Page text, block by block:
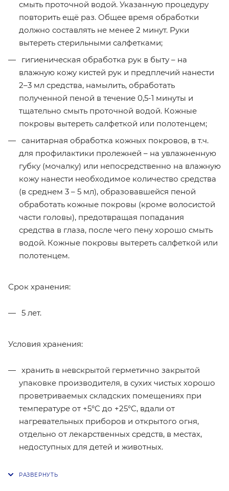
смыть проточной водой. Указанную процедуру
повторить ещё раз. Общее время обработки
должно составлять не менее 2 минут. Руки
вытереть стерильными салфетками;
гигиеническая обработка рук в быту – на
влажную кожу кистей рук и предплечий нанести
2–3 мл средства, намылить, обработать
полученной пеной в течение 0,5-1 минуты и
тщательно смыть проточной водой. Кожные
покровы вытереть салфеткой или полотенцем;
санитарная обработка кожных покровов, в т.ч.
для профилактики пролежней – на увлажненную
губку (мочалку) или непосредственно на влажную
кожу нанести необходимое количество средства
(в среднем 3 – 5 мл), образовавшейся пеной
обработать кожные покровы (кроме волосистой
части головы), предотвращая попадания
средства в глаза, после чего пену хорошо смыть
водой. Кожные покровы вытереть салфеткой или
полотенцем.
Срок хранения:
5 лет.
Условия хранения:
хранить в невскрытой герметично закрытой
упаковке производителя, в сухих чистых хорошо
проветриваемых складских помещениях при
температуре от +5°С до +25°С, вдали от
нагревательных приборов и открытого огня,
отдельно от лекарственных средств, в местах,
недоступных для детей и животных.